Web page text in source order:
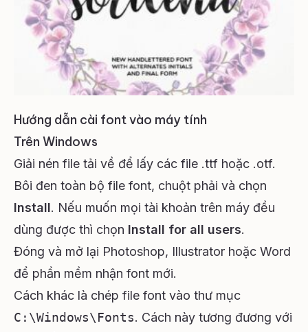
Hướng dẫn cài font vào máy tính
Trên Windows
Giải nén file tải về để lấy các file .ttf hoặc .otf.
Bôi đen toàn bộ file font, chuột phải và chọn
Install. Nếu muốn mọi tài khoản trên máy đều
dùng được thì chọn Install for all users.
Đóng và mở lại Photoshop, Illustrator hoặc Word
để phần mềm nhận font mới.
Cách khác là chép file font vào thư mục
C:\Windows\Fonts. Cách này tương đương với